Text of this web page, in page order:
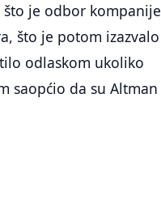
je odbor kompanije
što je potom izazvalo
odlaskom ukoliko
saopćio da su Altman